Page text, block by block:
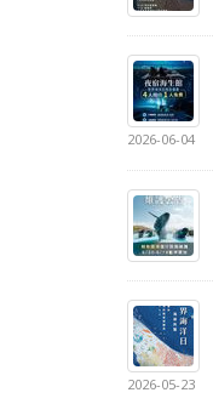
2026-06-04
2026-05-23